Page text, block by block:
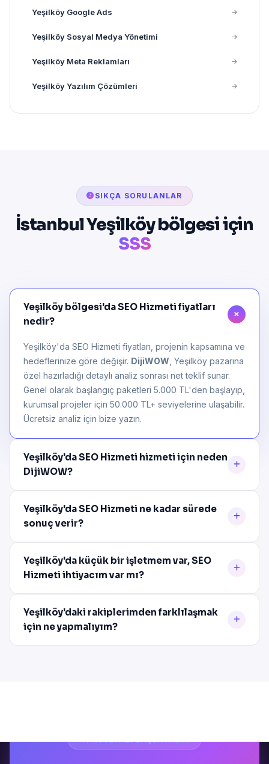
Yeşilköy Google Ads
Yeşilköy Sosyal Medya Yönetimi
Yeşilköy Meta Reklamları
Yeşilköy Yazılım Çözümleri
SIKÇA SORULANLAR
İstanbul Yeşilköy bölgesi için
SSS
Yeşilköy bölgesi'da SEO Hizmeti fiyatları
nedir?
Yeşilköy'da SEO Hizmeti fiyatları, projenin kapsamına ve
hedeflerinize göre değişir. DijiWOW , Yeşilköy pazarına
özel hazırladığı detaylı analiz sonrası net teklif sunar.
Genel olarak başlangıç paketleri 5.000 TL'den başlayıp,
kurumsal projeler için 50.000 TL+ seviyelerine ulaşabilir.
Ücretsiz analiz için bize yazın.
Yeşilköy'da SEO Hizmeti hizmeti için neden
DijiWOW?
Yeşilköy'da SEO Hizmeti ne kadar sürede
sonuç verir?
Yeşilköy'da küçük bir işletmem var, SEO
Hizmeti ihtiyacım var mı?
Yeşilköy'daki rakiplerimden farklılaşmak
için ne yapmalıyım?